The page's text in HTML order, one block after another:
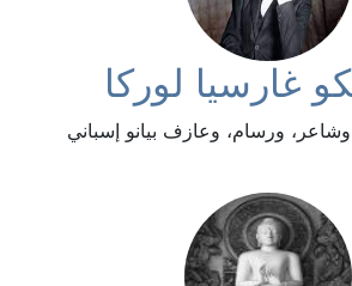
غارسيا لوركا
ورسام، وعازف بيانو إسباني